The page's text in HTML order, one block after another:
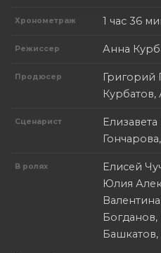
Хронометраж 1 час 36
Режиссер Анна
Продюсер
Григорий
Сценарист
В ролях
Елисей
Юлия